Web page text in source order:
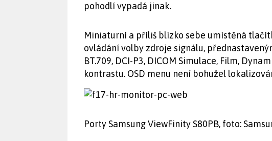
pohodlí vypadá jinak.
Miniaturní a příliš blízko sebe umístěná
ovládání volby zdroje signálu,
BT.709, DCI-P3, DICOM Simulace, Film,
kontrastu. OSD menu není bohužel
Porty Samsung ViewFinity S80PB, foto: